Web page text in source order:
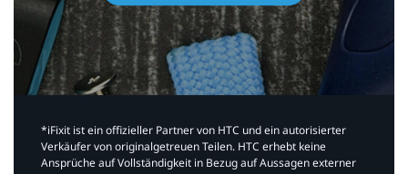
*iFixit ist ein offizieller Partner von HTC und ein autorisierter
Verkäufer von originalgetreuen Teilen. HTC erhebt keine
Ansprüche auf Vollständigkeit in Bezug auf Aussagen externer